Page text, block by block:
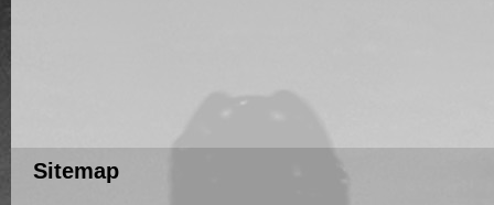
Sitemap